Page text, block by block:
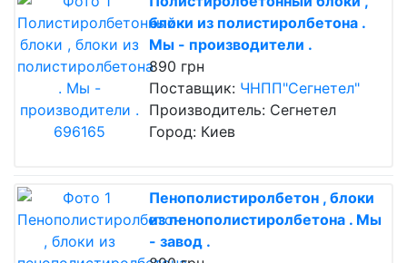
блоки из полистиролбетона .
Мы - производители .
890 грн
Поставщик: ЧНПП"Сегнетел"
Производитель: Сегнетел
Город: Киев
Пенополистиролбетон , блоки
из пенополистиролбетона . Мы
- завод .